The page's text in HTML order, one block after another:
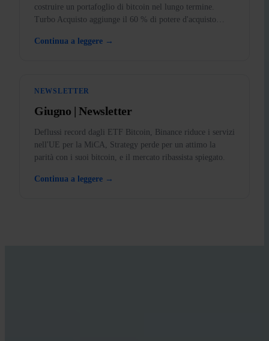
costruire un portafoglio di bitcoin nel lungo termine.
Turbo Acquisto aggiunge il 60 % di potere d'acquisto
Continua a leggere →
NEWSLETTER
Giugno | Newsletter
Deflussi record dagli ETF Bitcoin, Binance riduce i servizi
nell'UE per la MiCA, Strategy perde per un attimo la
parità con i suoi bitcoin, e il mercato ribassista spiegato.
Continua a leggere →